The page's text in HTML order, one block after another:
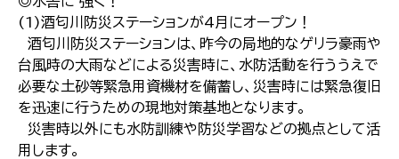
(1)酒匂川防災ステーションが4月にオープン！
酒匂川防災ステーションは、昨今の局地的なゲリラ豪雨や
台風時の大雨などによる災害時に、水防活動を行ううえで
必要な土砂等緊急用資機材を備蓄し、災害時には緊急復旧
を迅速に行うための現地対策基地となります。
災害時以外にも水防訓練や防災学習などの拠点として活
用します。